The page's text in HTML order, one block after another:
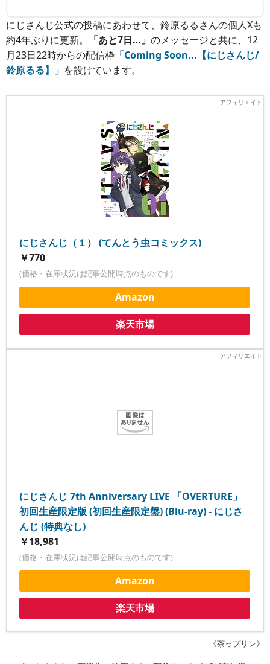
にじさんじ公式の投稿にあわせて、鈴原るるさんの個人Xも
約4年ぶりに更新。
「あと7日…」 のメッセージと共に、12
月23日22時からの配信枠 「Coming Soon...【にじさんじ/
鈴原るる】」 を設けています。
にじさんじ（１） (てんとう虫コミックス)
￥770
(価格・在庫状況は記事公開時点のものです)
Amazon
楽天市場
にじさんじ 7th Anniversary LIVE 「OVERTURE」
初回生産限定版 (初回生産限定盤) (Blu-ray) - にじさ
んじ (特典なし)
￥18,981
(価格・在庫状況は記事公開時点のものです)
Amazon
楽天市場
《茶っプリン》